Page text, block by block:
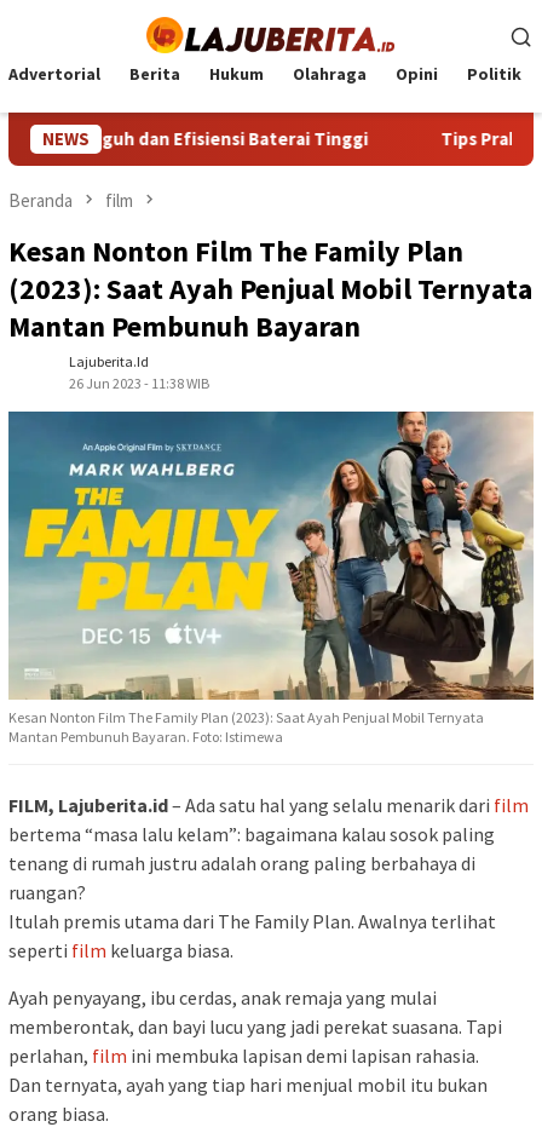
konten
Advertorial Berita Hukum Olahraga Opini Politik
NEWS
dan Efisiensi Baterai Tinggi Tips Praktis Memilih dan
Beranda film
Kesan Nonton Film The Family Plan
(2023): Saat Ayah Penjual Mobil Ternyata
Mantan Pembunuh Bayaran
Lajuberita.id
26 Jun 2023 - 11:38 WIB
Kesan Nonton Film The Family Plan (2023): Saat Ayah Penjual Mobil Ternyata
Mantan Pembunuh Bayaran. Foto: Istimewa
FILM, Lajuberita.id– Ada satu hal yang selalu menarik dari film
bertema “masa lalu kelam”: bagaimana kalau sosok paling
tenang di rumah justru adalah orang paling berbahaya di
ruangan?
Itulah premis utama dari The Family Plan. Awalnya terlihat
seperti film keluarga biasa.
Ayah penyayang, ibu cerdas, anak remaja yang mulai
memberontak, dan bayi lucu yang jadi perekat suasana. Tapi
perlahan, film ini membuka lapisan demi lapisan rahasia.
Dan ternyata, ayah yang tiap hari menjual mobil itu bukan
orang biasa.